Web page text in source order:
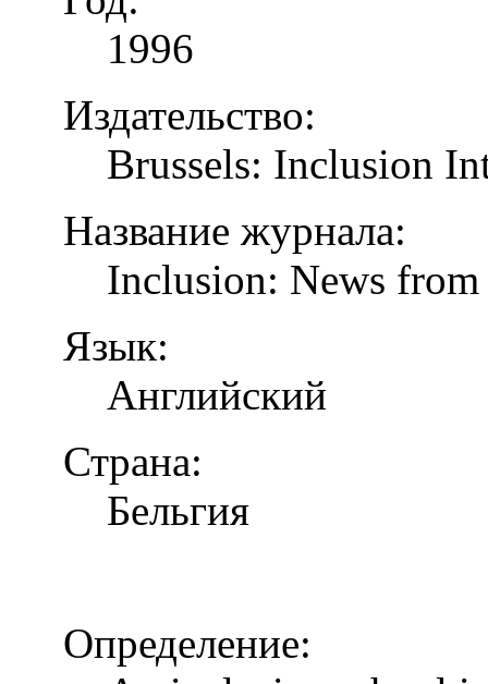
1996
Издательство:
Brussels: Inclusion
Название журнала:
Inclusion: News
Язык:
Английский
Страна:
Бельгия
Определение: